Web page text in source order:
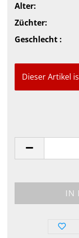
Alter:
Züchter:
Geschlecht :
Dieser Artikel